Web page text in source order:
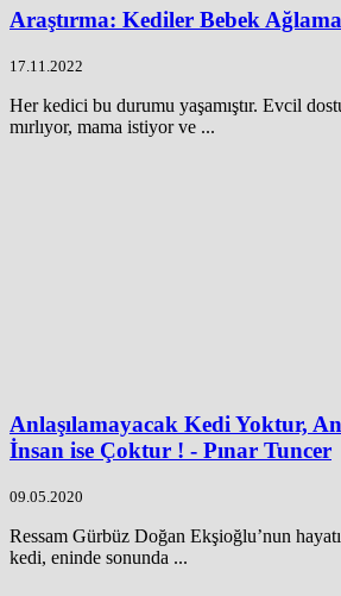
Araştırma: Kediler Bebek
17.11.2022
Her kedici bu durumu yaşamıştır. Evcil
mırlıyor, mama istiyor ve ...
Anlaşılamayacak Kedi Yoktur,
İnsan ise Çoktur ! - Pınar Tuncer
09.05.2020
Ressam Gürbüz Doğan Ekşioğlu’nun
kedi, eninde sonunda ...